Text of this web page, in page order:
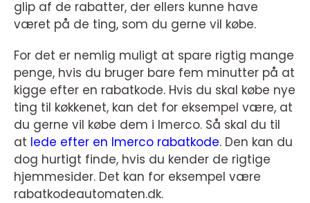
glip af de rabatter, der ellers kunne have
været på de ting, som du gerne vil købe.
For det er nemlig muligt at spare rigtig mange
penge, hvis du bruger bare fem minutter på at
kigge efter en rabatkode. Hvis du skal købe nye
ting til køkkenet, kan det for eksempel være, at
du gerne vil købe dem i Imerco. Så skal du til
at lede efter en Imerco rabatkode. Den kan du
dog hurtigt finde, hvis du kender de rigtige
hjemmesider. Det kan for eksempel være
rabatkodeautomaten.dk.